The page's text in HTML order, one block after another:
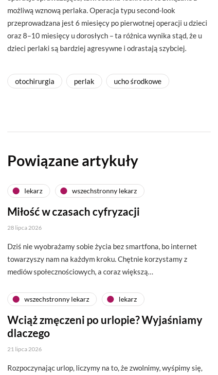
możliwą wznową perlaka. Operacja typu second-look
przeprowadzana jest 6 miesięcy po pierwotnej operacji u dzieci
oraz 8–10 miesięcy u dorosłych – ta różnica wynika stąd, że u
dzieci perlaki są bardziej agresywne i odrastają szybciej.
otochirurgia perlak ucho środkowe
Powiązane artykuły
lekarz wszechstronny lekarz
Miłość w czasach cyfryzacji
28 lipca 2026
Dziś nie wyobrażamy sobie życia bez smartfona, bo internet
towarzyszy nam na każdym kroku. Chętnie korzystamy z
mediów społecznościowych, a coraz większą…
wszechstronny lekarz lekarz
Wciąż zmęczeni po urlopie? Wyjaśniamy
dlaczego
21 lipca 2026
Rozpoczynając urlop, liczymy na to, że zwolnimy, wyśpimy się,